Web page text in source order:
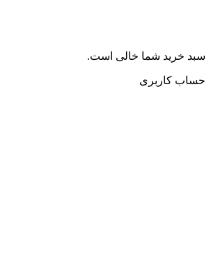
سبد خرید شما خالی است.
حساب کاربری